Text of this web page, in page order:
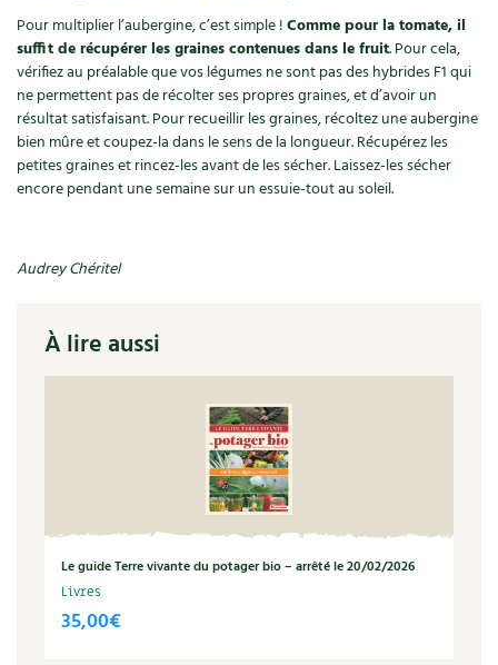
Pour multiplier l’aubergine, c’est simple !Comme pour la tomate, il
suffit de récupérer les graines contenues dans le fruit. Pour cela,
vérifiez au préalable que vos légumes ne sont pas des hybrides F1 qui
ne permettent pas de récolter ses propres graines, et d’avoir un
résultat satisfaisant. Pour recueillir les graines, récoltez une aubergine
bien mûre et coupez-la dans le sens de la longueur. Récupérez les
petites graines et rincez-les avant de les sécher. Laissez-les sécher
encore pendant une semaine sur un essuie-tout au soleil.
Audrey Chéritel
À lire aussi
Le guide Terre vivante du potager bio – arrêté le 20/02/2026
Livres
35,00€